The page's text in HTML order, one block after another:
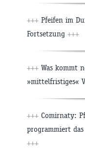
+++ Pfeifen im
Fortsetzung +++
+++ Was kommt
»mittelfristiges«
+++ Comirnaty:
programmiert
+++